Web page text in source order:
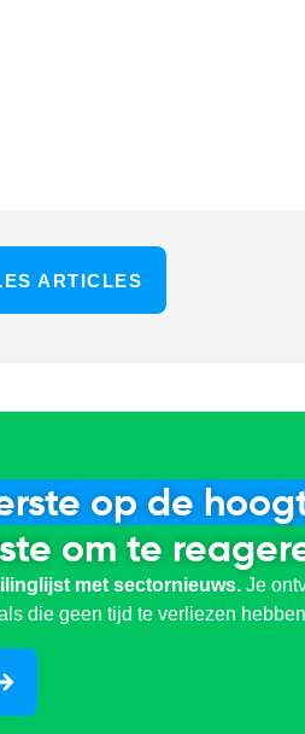
ARTICLES
op de
om te
met sectornieuws. Je
die geen tijd te verliezen